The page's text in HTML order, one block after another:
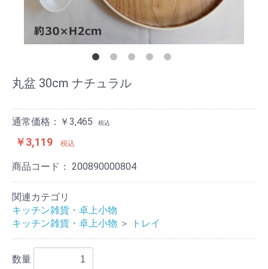
丸盆 30cm ナチュラル
通常価格：￥3,465 税込
￥3,119 税込
商品コード： 200890000804
関連カテゴリ
キッチン雑貨・卓上小物
キッチン雑貨・卓上小物 ＞ トレイ
数量